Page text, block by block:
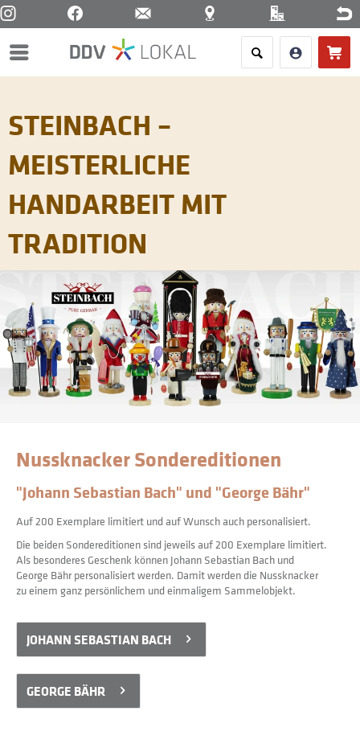
Menü
STEINBACH –
MEISTERLICHE
HANDARBEIT MIT
TRADITION
Nussknacker Sondereditionen
"Johann Sebastian Bach" und "George Bähr"
Auf 200 Exemplare limitiert und auf Wunsch auch personalisiert.
Die beiden Sondereditionen sind jeweils auf 200 Exemplare limitiert.
Als besonderes Geschenk können Johann Sebastian Bach und
George Bähr personalisiert werden. Damit werden die Nussknacker
zu einem ganz persönlichem und einmaligem Sammelobjekt.
JOHANN SEBASTIAN BACH
GEORGE BÄHR